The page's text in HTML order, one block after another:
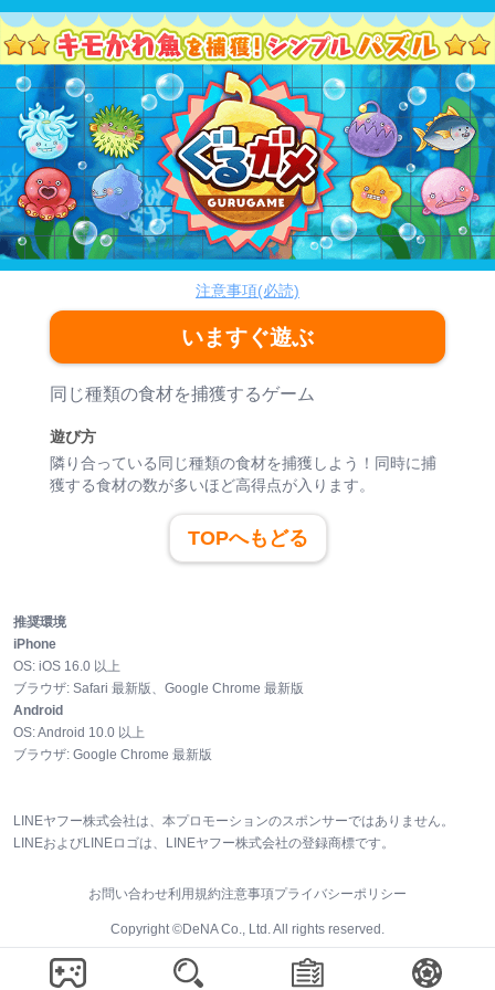
ぐるガメ
パズル
注意事項(必読)
いますぐ遊ぶ
ゲーム紹介
同じ種類の食材を捕獲するゲーム
遊び方
隣り合っている同じ種類の食材を捕獲しよう！同時に捕
獲する食材の数が多いほど高得点が入ります。
TOPへもどる
推奨環境
iPhone
OS: iOS 16.0 以上
ブラウザ: Safari 最新版、Google Chrome 最新版
Android
OS:Android 10.0 以上
ブラウザ: Google Chrome 最新版
LINEヤフー株式会社は、本プロモーションのスポンサーではありません。
LINEおよびLINEロゴは、LINEヤフー株式会社の登録商標です。
お問い合わせ利用規約注意事項プライバシーポリシー
Copyright ©DeNA Co., Ltd. All rights reserved.